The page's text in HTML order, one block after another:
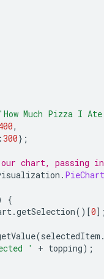
'How Much Pizza I
,
:300};
chart, passing in
. PieChart
{
.getSelection()[0
(selectedItem
' + topping);